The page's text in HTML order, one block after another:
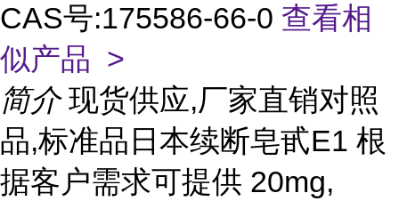
CAS号:175586-66-0 查看相
似产品 >
简介 现货供应,厂家直销对照
品,标准品日本续断皂甙E1 根
据客户需求可提供 20mg,